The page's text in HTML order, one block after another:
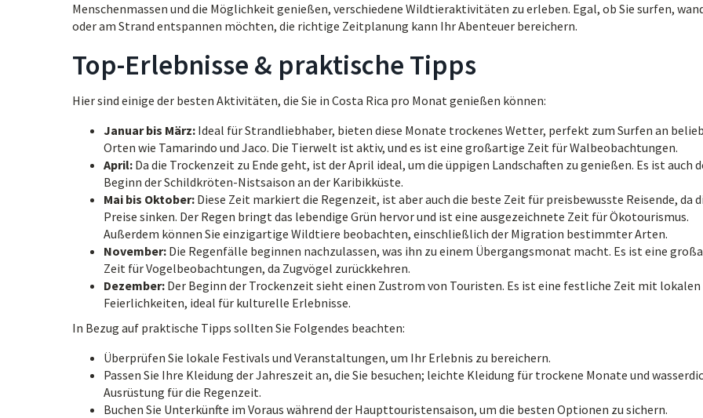
Menschenmassen und die Möglichkeit genießen, verschiedene Wildtieraktivitäten zu erleben. Egal, ob Sie surfen,
oder am Strand entspannen möchten, die richtige Zeitplanung kann Ihr Abenteuer bereichern.
Top-Erlebnisse & praktische Tipps
Hier sind einige der besten Aktivitäten, die Sie in Costa Rica pro Monat genießen können:
Januar bis März: Ideal für Strandliebhaber, bieten diese Monate trockenes Wetter, perfekt zum Surfen an
Orten wie Tamarindo und Jaco. Die Tierwelt ist aktiv, und es ist eine großartige Zeit für Walbeobachtungen.
April: Da die Trockenzeit zu Ende geht, ist der April ideal, um die üppigen Landschaften zu genießen. Es ist auch
Beginn der Schildkröten-Nistsaison an der Karibikküste.
Mai bis Oktober: Diese Zeit markiert die Regenzeit, ist aber auch die beste Zeit für preisbewusste Reisende, da
Preise sinken. Der Regen bringt das lebendige Grün hervor und ist eine ausgezeichnete Zeit für Ökotourismus.
Außerdem können Sie einzigartige Wildtiere beobachten, einschließlich der Migration bestimmter Arten.
November: Die Regenfälle beginnen nachzulassen, was ihn zu einem Übergangsmonat macht. Es ist eine
Zeit für Vogelbeobachtungen, da Zugvögel zurückkehren.
Dezember: Der Beginn der Trockenzeit sieht einen Zustrom von Touristen. Es ist eine festliche Zeit mit lokalen
Feierlichkeiten, ideal für kulturelle Erlebnisse.
In Bezug auf praktische Tipps sollten Sie Folgendes beachten:
Überprüfen Sie lokale Festivals und Veranstaltungen, um Ihr Erlebnis zu bereichern.
Passen Sie Ihre Kleidung der Jahreszeit an, die Sie besuchen; leichte Kleidung für trockene Monate und
Ausrüstung für die Regenzeit.
Buchen Sie Unterkünfte im Voraus während der Haupttouristensaison, um die besten Optionen zu sichern.